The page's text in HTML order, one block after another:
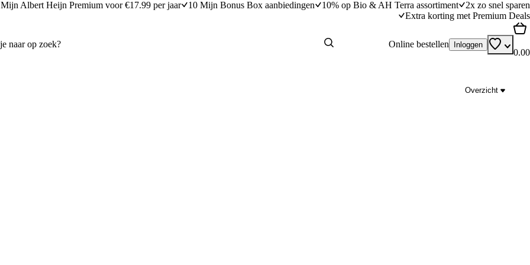
Mijn Albert Heijn Premium voor €17.99 per jaar 10 Mijn Bonus Box aanbiedingen 10% op Bio & AH Terra assortiment
2x zo snel sparen
Extra korting met Premium Deals
Online bestellen Inloggen
0.00
Overzicht